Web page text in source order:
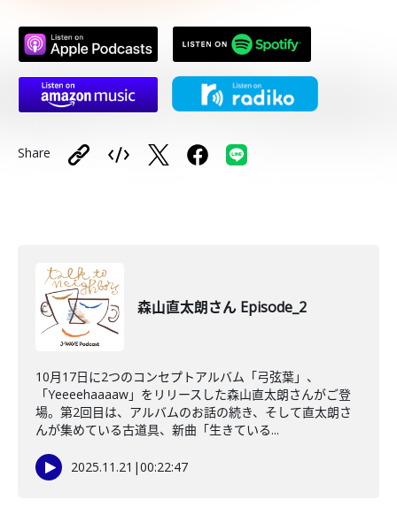
Share
森山直太朗さん Episode_2
10月17日に2つのコンセプトアルバム「弓弦葉」、
「Yeeeehaaaaw」をリリースした森山直太朗さんがご登
場。第2回目は、アルバムのお話の続き、そして直太朗さ
んが集めている古道具、新曲「生きている...
2025.11.21 |00:22:47